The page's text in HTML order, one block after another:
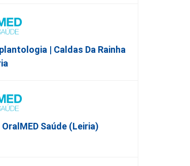
| Caldas Da Rainha
OralMED Saúde (Leiria)